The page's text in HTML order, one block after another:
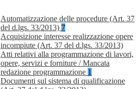
Automatizzazione delle procedure (Art. 37
del d.lgs. 33/2013) 7
Acquisizione interesse realizzazione opere
incompiute (Art. 37 del d.lgs. 33/2013)
Atti relativi alla programmazione di lavori,
opere, servizi e forniture / Mancata
redazione programmazione 1
Documenti sul sistema di qualificazione